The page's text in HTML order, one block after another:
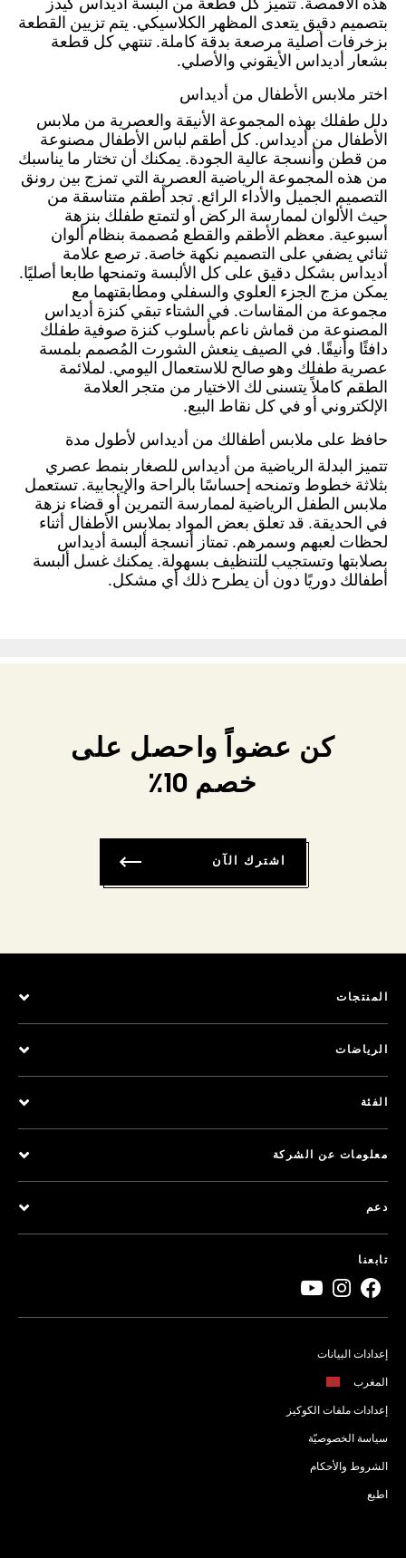
هذه الأقمصة. تتميز كل قطعة من ألبسة أديداس كيدز
بتصميم دقيق يتعدى المظهر الكلاسيكي. يتم تزيين القطعة
بزخرفات أصلية مرصعة بدقة كاملة. تنتهي كل قطعة
بشعار أديداس الأيقوني والأصلي.
اختر ملابس الأطفال من أديداس
دلل طفلك بهذه المجموعة الأنيقة والعصرية من ملابس
الأطفال من أديداس. كل أطقم لباس الأطفال مصنوعة
من قطن وأنسجة عالية الجودة. يمكنك أن تختار ما يناسبك
من هذه المجموعة الرياضية العصرية التي تمزج بين رونق
التصميم الجميل والأداء الرائع. تجد أطقم متناسقة من
حيث الألوان لممارسة الركض أو لتمتع طفلك بنزهة
أسبوعية. معظم الأطقم والقطع مُصممة بنظام ألوان
ثنائي يضفي على التصميم نكهة خاصة. ترصع علامة
أديداس بشكل دقيق على كل الألبسة وتمنحها طابعا أصليًا.
يمكن مزج الجزء العلوي والسفلي ومطابقتهما مع
مجموعة من المقاسات. في الشتاء تبقي كنزة أديداس
المصنوعة من قماش ناعم بأسلوب كنزة صوفية طفلك
دافئًا وأنيقًا. في الصيف ينعش الشورت المُصمم بلمسة
عصرية طفلك وهو صالح للاستعمال اليومي. لملائمة
الطقم كاملاً يتسنى لك الاختيار من متجر العلامة
الإلكتروني أو في كل نقاط البيع.
حافظ على ملابس أطفالك من أديداس لأطول مدة
تتميز البدلة الرياضية من أديداس للصغار بنمط عصري
بثلاثة خطوط وتمنحه إحساسًا بالراحة والإيجابية. تستعمل
ملابس الطفل الرياضية لممارسة التمرين أو قضاء نزهة
في الحديقة. قد تعلق بعض المواد بملابس الأطفال أثناء
لحظات لعبهم وسمرهم. تمتاز أنسجة ألبسة أديداس
بصلابتها وتستجيب للتنظيف بسهولة. يمكنك غسل ألبسة
أطفالك دوريًا دون أن يطرح ذلك أي مشكل.
كن عضواً واحصل على
خصم 10٪
اشترك الآن
المنتجات
الرياضات
الفئة
معلومات عن الشركة
دعم
تابعنا
إعدادات البيانات
المغرب
إعدادات ملفات الكوكيز
سياسة الخصوصيّة
الشروط والأحكام
اطبع